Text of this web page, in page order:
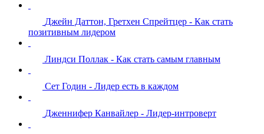
Джейн Даттон, Гретхен Спрейтцер - Как стать
позитивным лидером
Линдси Поллак - Как стать самым главным
Сет Годин - Лидер есть в каждом
Дженнифер Канвайлер - Лидер-интроверт